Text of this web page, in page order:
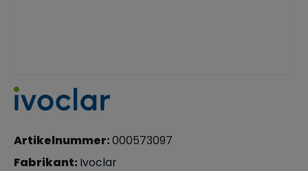
Artikelnummer:000573097
Fabrikant: Ivoclar